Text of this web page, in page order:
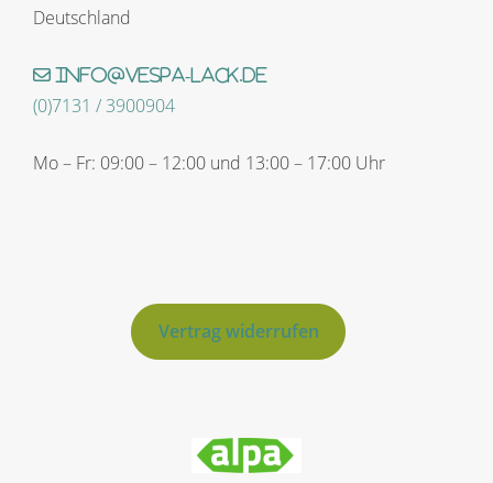
Deutschland
info@vespa-lack.de
(0)7131 / 3900904
Mo – Fr: 09:00 – 12:00 und 13:00 – 17:00 Uhr
Vertrag widerrufen